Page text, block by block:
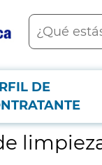
Buscar
DE
del edificio de la